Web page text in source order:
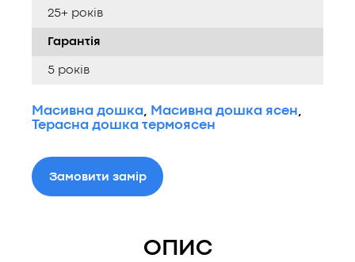
25+ років
Гарантія
5 років
Масивна дошка Масивна дошка ясен
Терасна дошка термоясен
Замовити замір
ОПИС